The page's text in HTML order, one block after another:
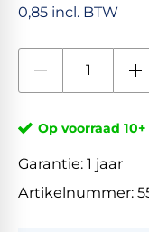
0,85 incl. BTW
Op voorraad
Garantie: 1 jaar
Artikelnummer: